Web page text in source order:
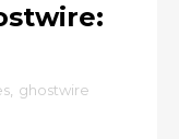
ghostwire